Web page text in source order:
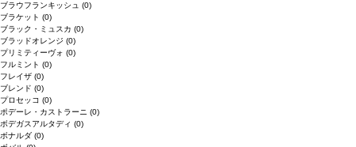
ブラウフランキッシュ (0)
ブラケット (0)
ブラック・ミュスカ (0)
ブラッドオレンジ (0)
プリミティーヴォ (0)
フルミント (0)
フレイザ (0)
ブレンド (0)
プロセッコ (0)
ポデーレ・カストラーニ (0)
ボデガスアルタディ (0)
ボナルダ (0)